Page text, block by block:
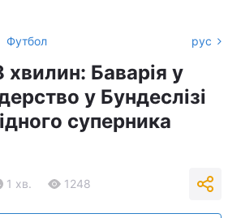
Футбол рус
хвилин: Баварія у
у Бундеслізі
суперника
1 хв. 1248